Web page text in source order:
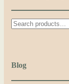
Search
Blog